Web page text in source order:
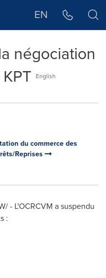
EN
négociation
English
du commerce des
Reprises
- L'OCRCVM a suspendu
: